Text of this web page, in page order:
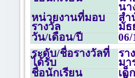
นา
หน่วยงานที่มอบ
รางวัล
สำ
มัธ
วัน/เดือน/ปี
06/
ระดับ/ชื่อรางวัลที่
ได้รับ
ร
มา
ชื่อนักเรียน
เด็